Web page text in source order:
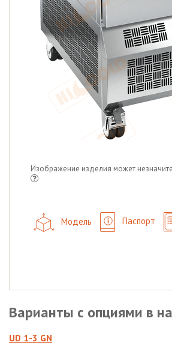
Изображение изделия может
Модель Паспорт
Варианты с опциями в
UD 1-3 GN